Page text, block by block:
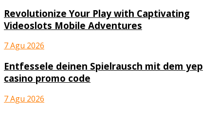
Revolutionize Your Play with Captivating
Videoslots Mobile Adventures
7 Agu 2026
Entfessele deinen Spielrausch mit dem yep
casino promo code
7 Agu 2026